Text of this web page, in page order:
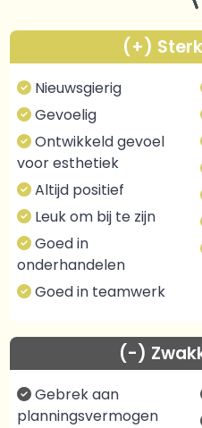
(+)
Nieuwsgierig
Gevoelig
Ontwikkeld gevoel
voor esthetiek
Altijd positief
Leuk om bij te zijn
Goed in
onderhandelen
Goed in teamwerk
(-)
Gebrek aan
planningsvermogen